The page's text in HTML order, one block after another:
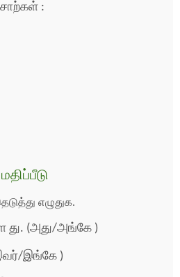
:
மதிப்பீடு
எழுதுக.
து. (அது/அங்கே )
இங்கே )